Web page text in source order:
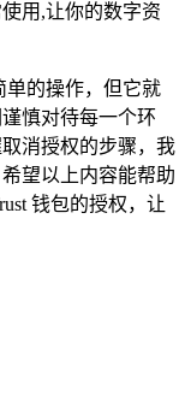
用,让你的数字资
单的操作，但它就
慎对待每一个环
消授权的步骤，我
望以上内容能帮助
钱包的授权，让